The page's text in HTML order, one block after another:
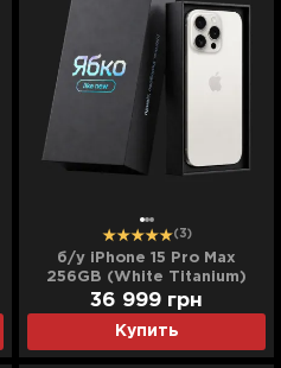
(3)
б/у iPhone 15 Pro Max
256GB (White Titanium)
(Как Новый)
Купить
36 999 грн